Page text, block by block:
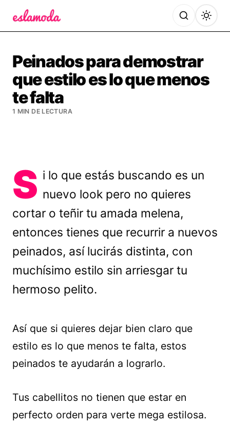
Peinados para demostrar
que estilo es lo que menos
te falta
1 MIN DE LECTURA
S i lo que estás buscando es un
nuevo look pero no quieres
cortar o teñir tu amada melena,
entonces tienes que recurrir a nuevos
peinados, así lucirás distinta, con
muchísimo estilo sin arriesgar tu
hermoso pelito.
Así que si quieres dejar bien claro que
estilo es lo que menos te falta, estos
peinados te ayudarán a lograrlo.
Tus cabellitos no tienen que estar en
perfecto orden para verte mega estilosa.